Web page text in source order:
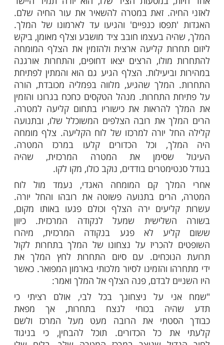
כל הזמן לשלום בין האחים שלנו וצריכים
הכבוד של השני. כל אחד מהאחים צריך
מעלת שאר אחיו ולתת את הכבוד בזמן ובמקום
איך עושים זאת?
התפרסם שמו של צלף מומחה. האגדות
מפה לאוזן. סיפרו כי יש ביכולתו לפגוע
ובדיוק מדהים. עוד סיפרו, כי במרדפים
במסעות הציד שלו, הוא יורה תמיד היישר
זאת במטרה להשאיר את עור החיה שלם.
כנפיים' והגיעו עד לארמונו של המלך.
בעצמו חובב ציד מושבע וצלף מאומן, ביקש
קליעה ארצית ולהזמין את הצלף המומחה
מולו, הרצים יצאו דחופים, והתחרות אורגנה
הצלף הגיע גם הוא והמתין לפתיחת
המלך שהגיע, מלווה בפמליה מכובדת, הורה
התחרות. מנהל הטקסים כחכח בגרונו והזמין
להראות את כישוריו בתחום קליעה למטרה.
את רובה הצלפים המשוכלל שלו, ובתנועה
יורה למרכזו של לוח הקליעה. צלף מומחה
וכל הכדורים קלעו במרכז המטרה.
שסימן את המטרה המרכזית, שהיה
בודדים, נוקב כולו, מקו לקו.